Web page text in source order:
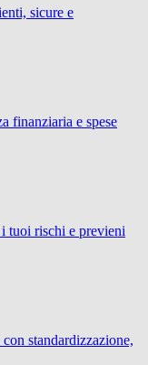
sicure e
finanziaria e spese
tuoi rischi e previeni
standardizzazione,